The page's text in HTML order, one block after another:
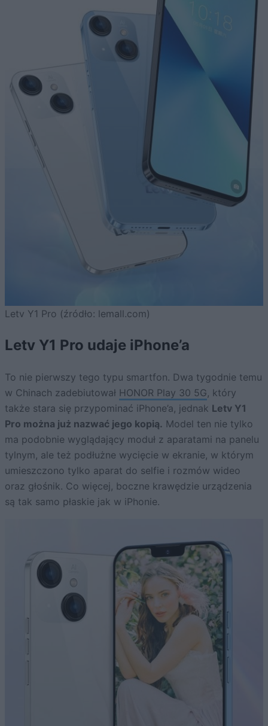
Letv Y1 Pro (źródło: lemall.com)
Letv Y1 Pro udaje iPhone’a
To nie pierwszy tego typu smartfon. Dwa tygodnie temu
w Chinach zadebiutował HONOR Play 30 5G, który
także stara się przypominać iPhone’a, jednak Letv Y1
Pro można już nazwać jego kopią. Model ten nie tylko
ma podobnie wyglądający moduł z aparatami na panelu
tylnym, ale też podłużne wycięcie w ekranie, w którym
umieszczono tylko aparat do selfie i rozmów wideo
oraz głośnik. Co więcej, boczne krawędzie urządzenia
są tak samo płaskie jak w iPhonie.